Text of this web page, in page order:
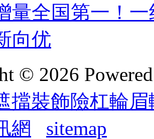
量全国第一！
向优
© 2026
擋裝飾險杠輪
網
sitemap